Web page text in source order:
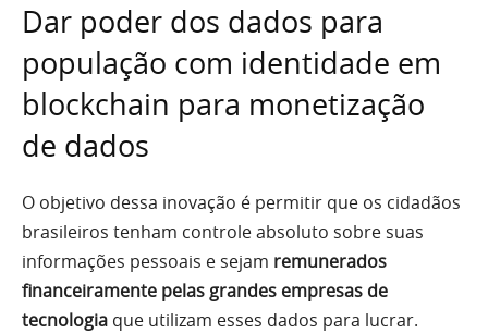
Dar poder dos dados para
população com identidade em
blockchain para monetização
de dados
O objetivo dessa inovação é permitir que os cidadãos
brasileiros tenham controle absoluto sobre suas
informações pessoais e sejam remunerados
financeiramente pelas grandes empresas de
tecnologia que utilizam esses dados para lucrar.